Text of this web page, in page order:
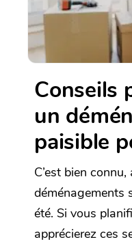
Conseils
un
paisible
C’est bien
déménagements
été. Si vous
apprécierez ces